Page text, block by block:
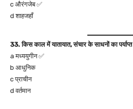
c औरंगजेब ✅
d शाहजहाँ
33. किस काल में यातायात, संचार के साधनों का
a मध्ययुगीन ✅
b आधुनिक
c प्राचीन
d वर्तमान